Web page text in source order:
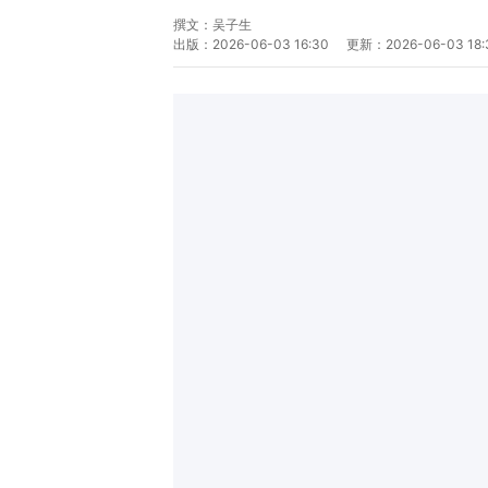
撰文： 吴子生
出版： 2026-06-03 16:30 更新： 2026-06-03